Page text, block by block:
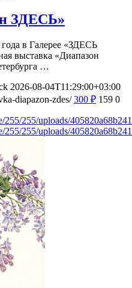
ЗДЕСЬ»
года в Галерее «ЗДЕСЬ
выставка «Диапазон
…
2026-08-04T11:29:00+03:00
diapazon-zdes/ 300 ₽ 159 0
255/255/uploads/
255/255/uploads/